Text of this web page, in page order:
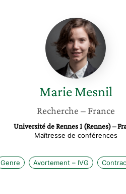
Marie
Mesnil
Marie Mesnil
Recherche – France
Université de Rennes 1 (Rennes) –
Maîtresse de conférences
Genre Avortement – IVG